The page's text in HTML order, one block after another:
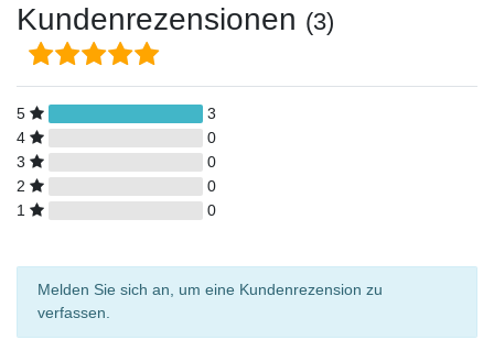
Kundenrezensionen (3)
5
3
4
0
3
0
2
0
1
0
Melden Sie sich an, um eine Kundenrezension zu
verfassen.